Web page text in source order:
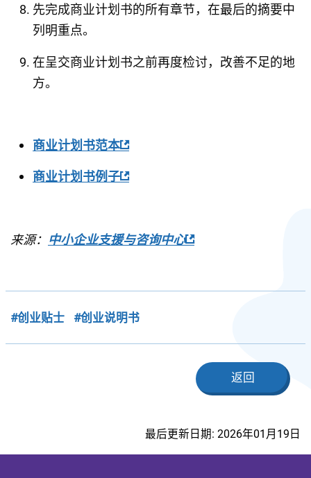
先完成商业计划书的所有章节，在最后的摘要中
列明重点。
在呈交商业计划书之前再度检讨，改善不足的地
方。
商业计划书范本
商业计划书例子
来源： 中小企业支援与咨询中心
#创业贴士 #创业说明书
返回
最后更新日期: 2026年01月19日